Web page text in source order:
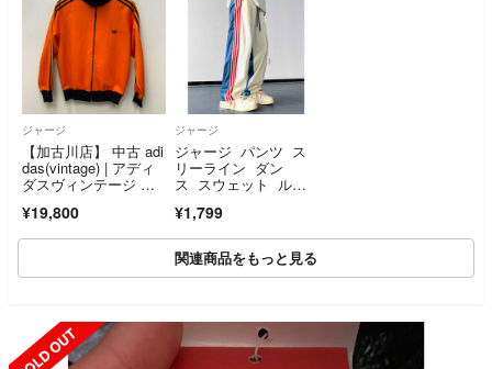
ジャージ
【加古川店】 中古 adi
das(vintage) | アディ
ダスヴィンテージ ジ
S-41 オレンジ 【10
1】
¥19,800
ジャージ
ジャージ パンツ ス
リーライン ダン
ス スウェット ルー
ト 白
¥1,799
関連商品をもっと見る
SOLD OUT